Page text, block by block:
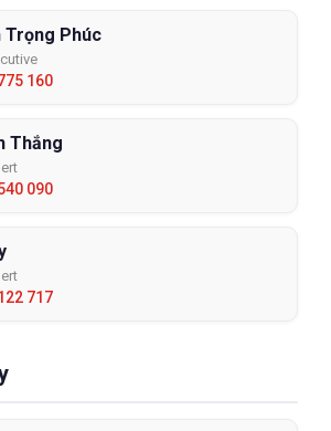
Trọng Phúc
160
Thắng
090
717